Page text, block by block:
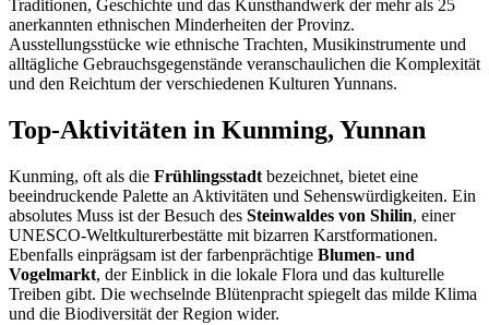
Traditionen, Geschichte und das Kunsthandwerk der mehr als 25
anerkannten ethnischen Minderheiten der Provinz.
Ausstellungsstücke wie ethnische Trachten, Musikinstrumente und
alltägliche Gebrauchsgegenstände veranschaulichen die Komplexität
und den Reichtum der verschiedenen Kulturen Yunnans.
Top-Aktivitäten in Kunming, Yunnan
Kunming, oft als die Frühlingsstadt bezeichnet, bietet eine
beeindruckende Palette an Aktivitäten und Sehenswürdigkeiten. Ein
absolutes Muss ist der Besuch des Steinwaldes von Shilin, einer
UNESCO-Weltkulturerbestätte mit bizarren Karstformationen.
Ebenfalls einprägsam ist der farbenprächtige Blumen- und
Vogelmarkt, der Einblick in die lokale Flora und das kulturelle
Treiben gibt. Die wechselnde Blütenpracht spiegelt das milde Klima
und die Biodiversität der Region wider.